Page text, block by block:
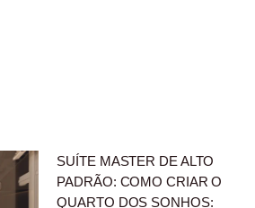
SUÍTE MASTER DE ALTO
PADRÃO: COMO CRIAR O
QUARTO DOS SONHOS: